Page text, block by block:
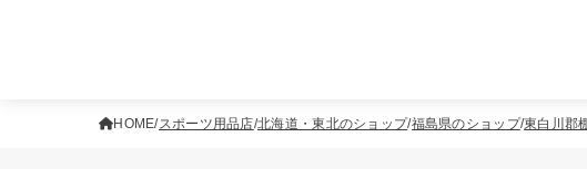
HOME スポーツ用品店 北海道・東北のショップ 福島県のショップ 東白川郡